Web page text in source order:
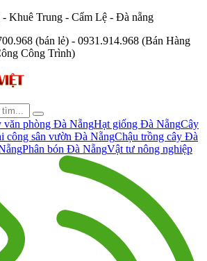
Khuê Trung - Cẩm Lệ - Đà nẵng
(bán lẻ) - 0931.914.968 (Bán Hàng
Công Trình)
văn phòng Đà NẵngHạt giống Đà NẵngCây
công sân vườn Đà NẵngChậu trồng cây Đà
Phân bón Đà NẵngVật tư nông nghiệp